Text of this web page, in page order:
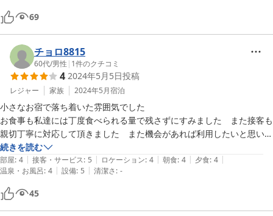
69
チョロ8815
60代/男性 | 1件のクチコミ
4 2024年5月5日投稿
レジャー 家族 2024年5月宿泊
小さなお宿で落ち着いた雰囲気でした
お食事も私達には丁度食べられる量で残さずにすみました　また接客も
親切丁寧に対応して頂きました　また機会があれば利用したいと思いま
す。
続きを読む
部屋: 4 | 接客・サービス: 5 | ロケーション: 4 | 朝食: 4 | 夕食: 4 |
温泉・お風呂: 4 | 設備: 5 | 清潔さ: -
45